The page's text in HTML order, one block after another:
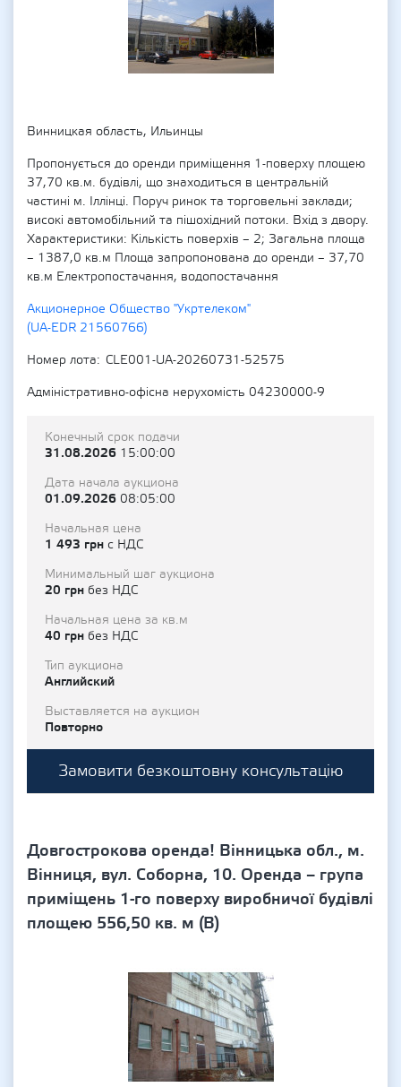
Винницкая область, Ильинцы
Пропонується до оренди приміщення 1-поверху площею
37,70 кв.м. будівлі, що знаходиться в центральній
частині м. Іллінці. Поруч ринок та торговельні заклади;
високі автомобільний та пішохідний потоки. Вхід з двору.
Характеристики: Кількість поверхів – 2; Загальна площа
– 1387,0 кв.м Площа запропонована до оренди – 37,70
кв.м Електропостачання, водопостачання
Акционерное Общество "Укртелеком"
(UA-EDR 21560766)
Номер лота
CLE001-UA-20260731-52575
Адміністративно-офісна нерухомість 04230000-9
Конечный срок подачи
31.08.2026 15:00:00
Дата начала аукциона
01.09.2026 08:05:00
Начальная цена
1 493 грн с НДС
Минимальный шаг аукциона
20 грн без НДС
Начальная цена за кв.м
40 грн без НДС
Тип аукциона
Английский
Выставляется на аукцион
Повторно
Замовити безкоштовну консультацію
Довгострокова оренда! Вінницька обл., м.
Вінниця, вул. Соборна, 10. Оренда – група
приміщень 1-го поверху виробничої будівлі
площею 556,50 кв. м (В)